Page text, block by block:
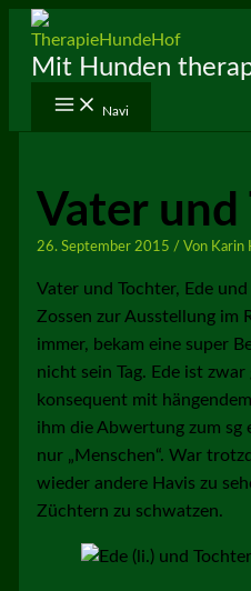
Zum
Inhalt
springen
Mit Hunden
Navi
Vater und
26. September 2015 / Von Karin
Vater und Tochter, Ede
Zossen zur Ausstellung im
immer, bekam eine super
nicht sein Tag. Ede ist
konsequent mit
ihm die Abwertung zum sg
nur „Menschen“. War
wieder andere Havis zu
Züchtern zu schwatzen.